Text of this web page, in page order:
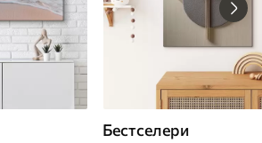
Бестселери